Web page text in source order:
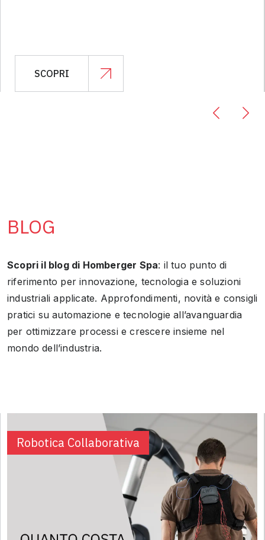
SCOPRI
BLOG
Scopri il blog di Homberger Spa: il tuo punto di
riferimento per innovazione, tecnologia e soluzioni
industriali applicate. Approfondimenti, novità e consigli
pratici su automazione e tecnologie all’avanguardia
per ottimizzare processi e crescere insieme nel
mondo dell’industria.
Robotica Collaborativa